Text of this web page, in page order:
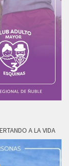
A LA VIDA